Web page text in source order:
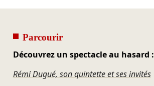
Parcourir
Découvrez un spectacle au hasard :
Rémi Dugué, son quintette et ses invités